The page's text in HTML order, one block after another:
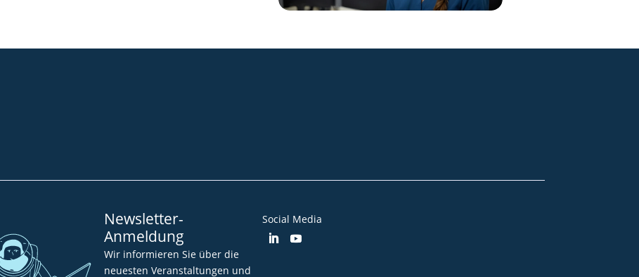
Newsletter-
Anmeldung
Wir informieren Sie über die
neuesten Veranstaltungen und
Social Media